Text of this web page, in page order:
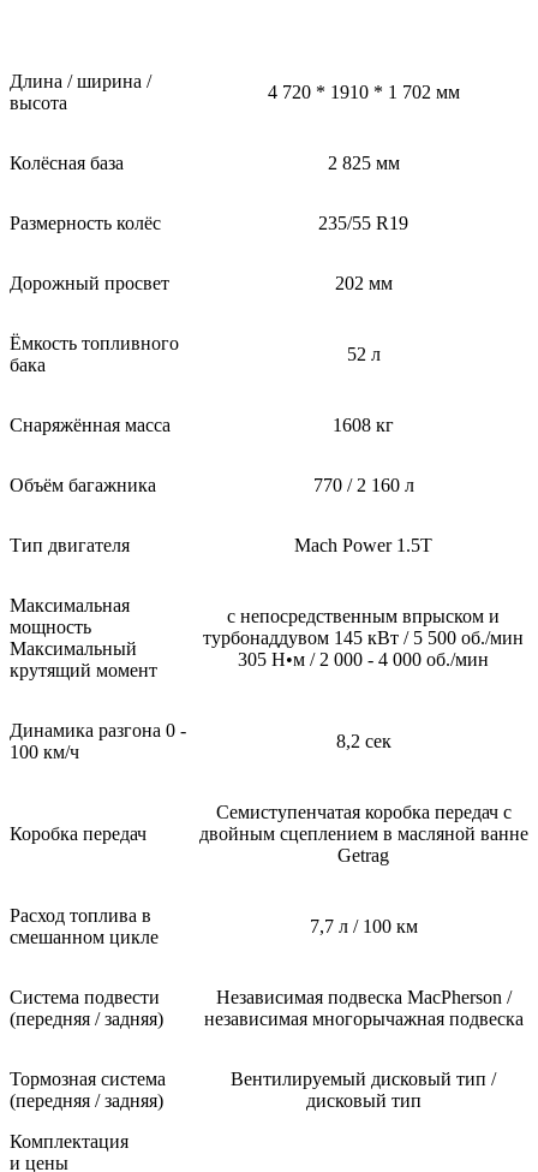
Длина / ширина /
высота
4 720 * 1910 * 1 702 мм
Колёсная база 2 825 мм
Размерность колёс 235/55 R19
Дорожный просвет 202 мм
Ёмкость топливного
бака
52 л
Снаряжённая масса 1608 кг
Объём багажника 770 / 2 160 л
Тип двигателя Mach Power 1.5T
Максимальная
мощность
Максимальный
крутящий момент
с непосредственным впрыском и
турбонаддувом 145 кВт / 5 500 об./мин
305 Н•м / 2 000 - 4 000 об./мин
Динамика разгона 0 -
100 км/ч
8,2 сек
Коробка передач
Семиступенчатая коробка передач с
двойным сцеплением в масляной ванне
Getrag
Расход топлива в
смешанном цикле
7,7 л / 100 км
Система подвести
(передняя / задняя)
Независимая подвеска MacPherson /
независимая многорычажная подвеска
Тормозная система
(передняя / задняя)
Вентилируемый дисковый тип /
дисковый тип
Комплектация
и цены